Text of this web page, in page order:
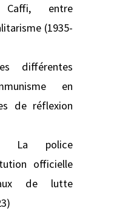
entre
(1935-
différentes
en
de réflexion
La police
officielle
de lutte